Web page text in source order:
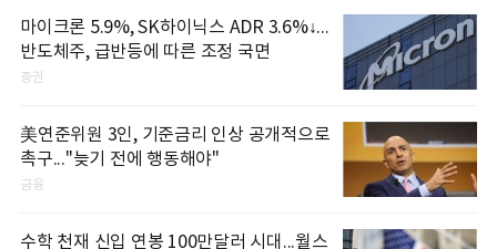
마이크론 5.9%, SK하이닉스 ADR 3.6%↓...
반도체주, 급반등에 따른 조정 국면
증권
美연준위원 3인, 기준금리 인상 공개적으로
촉구..."늦기 전에 행동해야"
금융
수학 천재 신입 연봉 100만달러 시대...월스